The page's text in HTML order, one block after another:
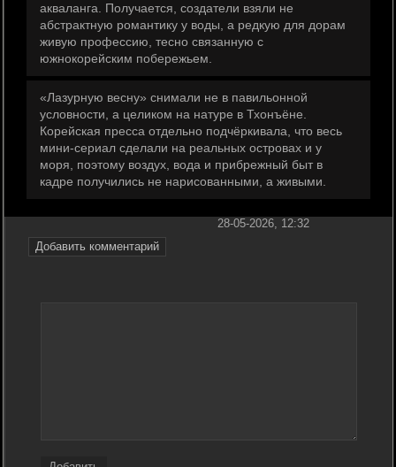
акваланга. Получается, создатели взяли не
абстрактную романтику у воды, а редкую для дорам
живую профессию, тесно связанную с
южнокорейским побережьем.
«Лазурную весну» снимали не в павильонной
условности, а целиком на натуре в Тхонъёне.
Корейская пресса отдельно подчёркивала, что весь
мини-сериал сделали на реальных островах и у
моря, поэтому воздух, вода и прибрежный быт в
кадре получились не нарисованными, а живыми.
Добавить комментарий
28-05-2026, 12:32